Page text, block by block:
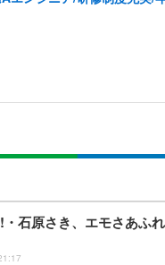
石原さき、エモさあふ